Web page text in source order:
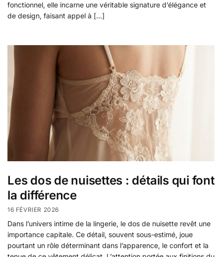
fonctionnel, elle incarne une véritable signature d’élégance et
de design, faisant appel à […]
Les dos de nuisettes : détails qui font
la différence
16 FÉVRIER 2026
Dans l’univers intime de la lingerie, le dos de nuisette revêt une
importance capitale. Ce détail, souvent sous-estimé, joue
pourtant un rôle déterminant dans l’apparence, le confort et la